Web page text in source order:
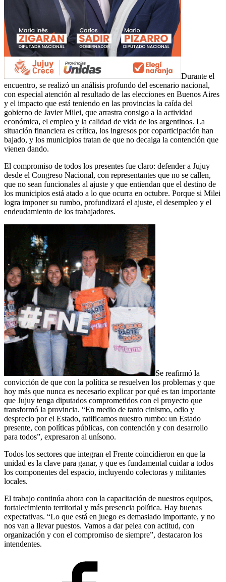
Durante el
encuentro, se realizó un análisis profundo del escenario nacional,
con especial atención al resultado de las elecciones en Buenos Aires
y el impacto que está teniendo en las provincias la caída del
gobierno de Javier Milei, que arrastra consigo a la actividad
económica, el empleo y la calidad de vida de los argentinos. La
situación financiera es crítica, los ingresos por coparticipación han
bajado, y los municipios tratan de que no decaiga la contención que
vienen dando.
El compromiso de todos los presentes fue claro: defender a Jujuy
desde el Congreso Nacional, con representantes que no se callen,
que no sean funcionales al ajuste y que entiendan que el destino de
los municipios está atado a lo que ocurra en octubre. Porque si Milei
logra imponer su rumbo, profundizará el ajuste, el desempleo y el
endeudamiento de los trabajadores.
Se reafirmó la
convicción de que con la política se resuelven los problemas y que
hoy más que nunca es necesario explicar por qué es tan importante
que Jujuy tenga diputados comprometidos con el proyecto que
transformó la provincia. “En medio de tanto cinismo, odio y
desprecio por el Estado, ratificamos nuestro rumbo: un Estado
presente, con políticas públicas, con contención y con desarrollo
para todos”, expresaron al unísono.
Todos los sectores que integran el Frente coincidieron en que la
unidad es la clave para ganar, y que es fundamental cuidar a todos
los componentes del espacio, incluyendo colectoras y militantes
locales.
El trabajo continúa ahora con la capacitación de nuestros equipos,
fortalecimiento territorial y más presencia política. Hay buenas
expectativas. “Lo que está en juego es demasiado importante, y no
nos van a llevar puestos. Vamos a dar pelea con actitud, con
organización y con el compromiso de siempre”, destacaron los
intendentes.